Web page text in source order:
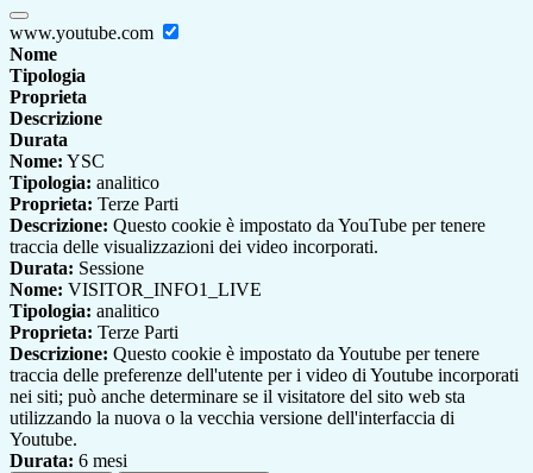
www.youtube.com
Nome
Tipologia
Proprieta
Descrizione
Durata
Nome: YSC
Tipologia: analitico
Proprieta: Terze Parti
Descrizione: Questo cookie è impostato da YouTube per tenere
traccia delle visualizzazioni dei video incorporati.
Durata: Sessione
Nome: VISITOR_INFO1_LIVE
Tipologia: analitico
Proprieta: Terze Parti
Descrizione: Questo cookie è impostato da Youtube per tenere
traccia delle preferenze dell'utente per i video di Youtube incorporati
nei siti; può anche determinare se il visitatore del sito web sta
utilizzando la nuova o la vecchia versione dell'interfaccia di
Youtube.
Durata: 6 mesi